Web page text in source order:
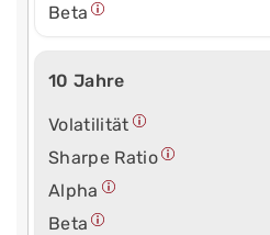
Beta
10 Jahre
Volatilität
Sharpe Ratio
Alpha
Beta